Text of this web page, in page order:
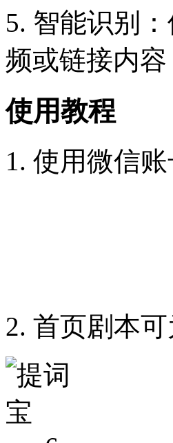
5. 智能识别
频或链接内
使用教程
1. 使用微信
2. 首页剧本